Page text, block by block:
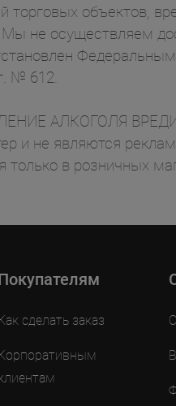
торговых объектов,
Мы не осуществляем
№ 612.
АЛКОГОЛЯ
и не являются
только в розничных
сделать заказ